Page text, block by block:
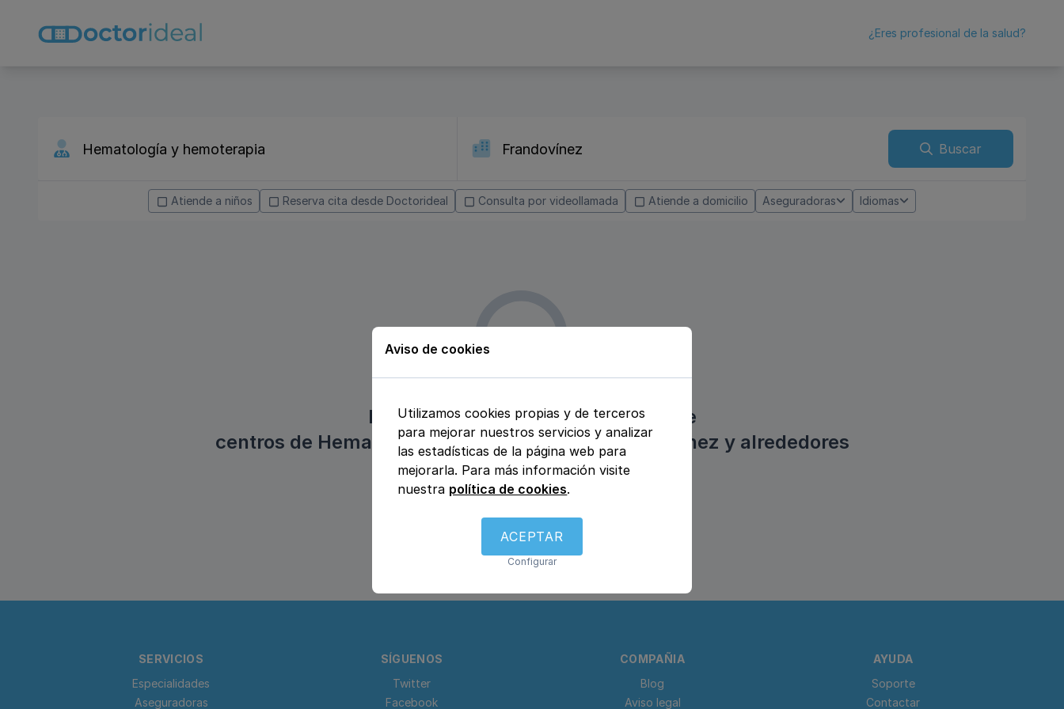
¿Eres profesional de la salud?
Buscar
Atiende a niños Reserva cita desde Doctorideal Consulta por videollamada Atiende a domicilio Aseguradoras Idiomas
Lo sentimos, aún no disponemos de
centros de Hematología y hemoterapia en Frandovínez y alrededores
SERVICIOS
Especialidades
Aseguradoras
SÍGUENOS
Twitter
Facebook
COMPAÑIA
Blog
Aviso legal
AYUDA
Soporte
Contactar
Aviso de cookies
Utilizamos cookies propias y de terceros
para mejorar nuestros servicios y analizar
las estadísticas de la página web para
mejorarla. Para más información visite
nuestra política de cookies.
ACEPTAR
Configurar